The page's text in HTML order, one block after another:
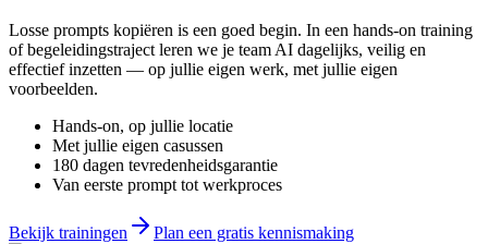
Losse prompts kopiëren is een goed begin. In een hands-on training
of begeleidingstraject leren we je team AI dagelijks, veilig en
effectief inzetten — op jullie eigen werk, met jullie eigen
voorbeelden.
Hands-on, op jullie locatie
Met jullie eigen casussen
180 dagen tevredenheidsgarantie
Van eerste prompt tot werkproces
Bekijk trainingen Plan een gratis kennismaking